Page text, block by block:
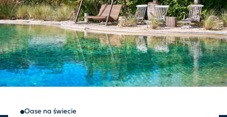
Oase na świecie